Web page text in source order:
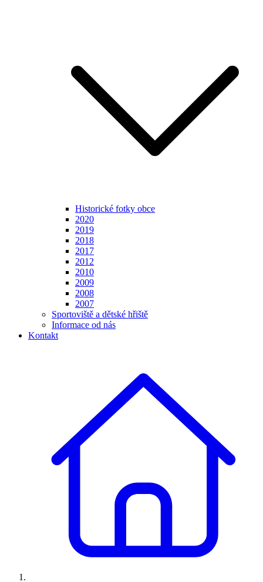
Historické fotky obce
2020
2019
2018
2017
2012
2010
2009
2008
2007
Sportoviště a dětské hřiště
Informace od nás
Kontakt